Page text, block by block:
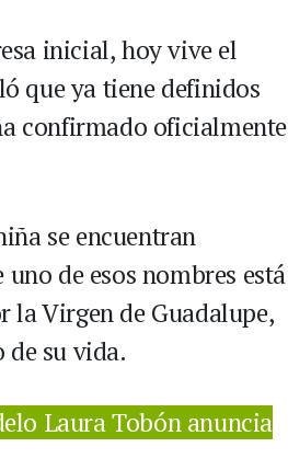
inicial, hoy vive el
que ya tiene definidos
confirmado oficialmente
se encuentran
de esos nombres está
la Virgen de Guadalupe,
de su vida.
Laura Tobón anuncia